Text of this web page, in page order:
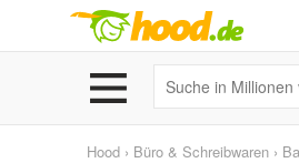
Hood › Büro & Schreibwaren ›